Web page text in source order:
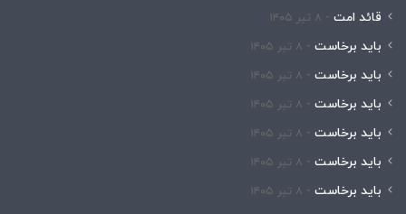
قائد امت ۸ تیر ۱۴۰۵
باید برخاست ۸ تیر ۱۴۰۵
باید برخاست ۸ تیر ۱۴۰۵
باید برخاست ۸ تیر ۱۴۰۵
باید برخاست ۸ تیر ۱۴۰۵
باید برخاست ۸ تیر ۱۴۰۵
باید برخاست ۸ تیر ۱۴۰۵